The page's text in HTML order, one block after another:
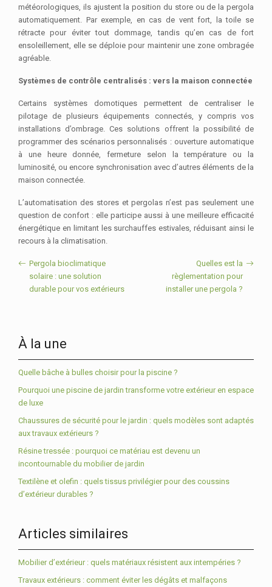
météorologiques, ils ajustent la position du store ou de la pergola
automatiquement. Par exemple, en cas de vent fort, la toile se
rétracte pour éviter tout dommage, tandis qu’en cas de fort
ensoleillement, elle se déploie pour maintenir une zone ombragée
agréable.
Systèmes de contrôle centralisés : vers la maison connectée
Certains systèmes domotiques permettent de centraliser le
pilotage de plusieurs équipements connectés, y compris vos
installations d’ombrage. Ces solutions offrent la possibilité de
programmer des scénarios personnalisés : ouverture automatique
à une heure donnée, fermeture selon la température ou la
luminosité, ou encore synchronisation avec d’autres éléments de la
maison connectée.
L’automatisation des stores et pergolas n’est pas seulement une
question de confort : elle participe aussi à une meilleure efficacité
énergétique en limitant les surchauffes estivales, réduisant ainsi le
recours à la climatisation.
Pergola bioclimatique
solaire : une solution
durable pour vos extérieurs
Quelles est la
règlementation pour
installer une pergola ?
À la une
Quelle bâche à bulles choisir pour la piscine ?
Pourquoi une piscine de jardin transforme votre extérieur en espace
de luxe
Chaussures de sécurité pour le jardin : quels modèles sont adaptés
aux travaux extérieurs ?
Résine tressée : pourquoi ce matériau est devenu un
incontournable du mobilier de jardin
Textilène et olefin : quels tissus privilégier pour des coussins
d’extérieur durables ?
Articles similaires
Mobilier d’extérieur : quels matériaux résistent aux intempéries ?
Travaux extérieurs : comment éviter les dégâts et malfaçons